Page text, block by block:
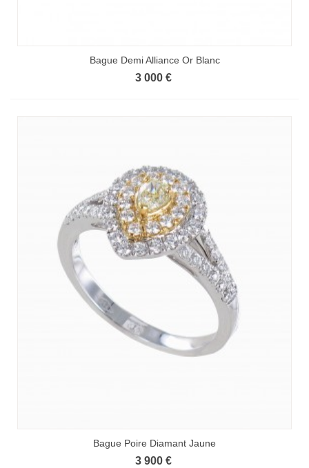
Bague Demi Alliance Or Blanc
3 000 €
Bague Poire Diamant Jaune
3 900 €